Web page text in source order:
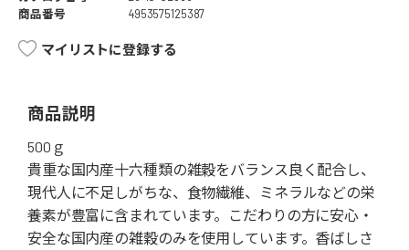
商品番号
4953575125387
マイリストに登録する
商品説明
500ｇ
貴重な国内産十六種類の雑穀をバランス良く配合し、
現代人に不足しがちな、食物繊維、ミネラルなどの栄
養素が豊富に含まれています。こだわりの方に安心・
安全な国内産の雑穀のみを使用しています。香ばしさ